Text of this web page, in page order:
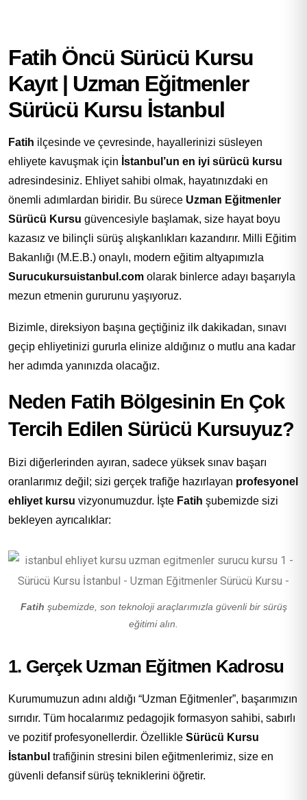
Fatih Öncü Sürücü Kursu
Kayıt | Uzman Eğitmenler
Sürücü Kursu İstanbul
Fatih ilçesinde ve çevresinde, hayallerinizi süsleyen
ehliyete kavuşmak için İstanbul’un en iyi sürücü kursu
adresindesiniz. Ehliyet sahibi olmak, hayatınızdaki en
önemli adımlardan biridir. Bu sürece Uzman Eğitmenler
Sürücü Kursu güvencesiyle başlamak, size hayat boyu
kazasız ve bilinçli sürüş alışkanlıkları kazandırır. Milli Eğitim
Bakanlığı (M.E.B.) onaylı, modern eğitim altyapımızla
Surucukursuistanbul.com olarak binlerce adayı başarıyla
mezun etmenin gururunu yaşıyoruz.
Bizimle, direksiyon başına geçtiğiniz ilk dakikadan, sınavı
geçip ehliyetinizi gururla elinize aldığınız o mutlu ana kadar
her adımda yanınızda olacağız.
Neden Fatih Bölgesinin En Çok
Tercih Edilen Sürücü Kursuyuz?
Bizi diğerlerinden ayıran, sadece yüksek sınav başarı
oranlarımız değil; sizi gerçek trafiğe hazırlayan profesyonel
ehliyet kursu vizyonumuzdur. İşte Fatih şubemizde sizi
bekleyen ayrıcalıklar:
Fatih şubemizde, son teknoloji araçlarımızla güvenli bir sürüş
eğitimi alın.
1. Gerçek Uzman Eğitmen Kadrosu
Kurumumuzun adını aldığı “Uzman Eğitmenler”, başarımızın
sırrıdır. Tüm hocalarımız pedagojik formasyon sahibi, sabırlı
ve pozitif profesyonellerdir. Özellikle Sürücü Kursu
İstanbul trafiğinin stresini bilen eğitmenlerimiz, size en
güvenli defansif sürüş tekniklerini öğretir.